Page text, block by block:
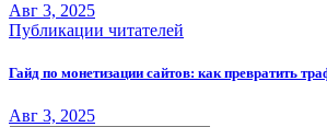
Авг 3, 2025
Публикации читателей
Гайд по монетизации сайтов: как превратить
Авг 3, 2025